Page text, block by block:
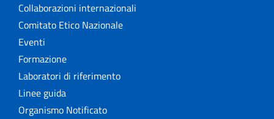
Collaborazioni internazionali
Comitato Etico Nazionale
Eventi
Formazione
Laboratori di riferimento
Linee guida
Organismo Notificato